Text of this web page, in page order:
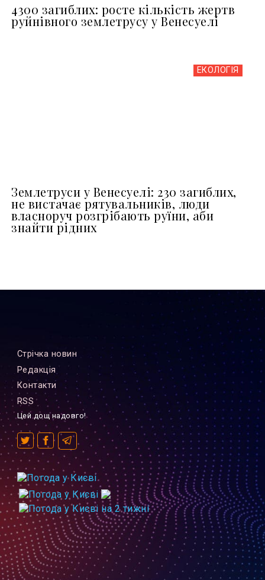
4300 загиблих: росте кількість жертв
руйнівного землетрусу у Венесуелі
ЕКОЛОГІЯ
Землетруси у Венесуелі: 230 загиблих,
не вистачає рятувальників, люди
власноруч розгрібають руїни, аби
знайти рідних
Стрiчка новин
Редакцiя
Контакти
RSS
Цей дощ надовго!